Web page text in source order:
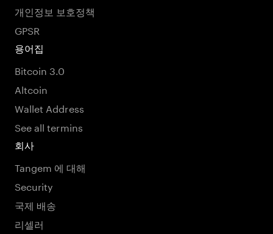
개인정보 보호정책
GPSR
용어집
Bitcoin 3.0
Altcoin
Wallet Address
See all termins
회사
Tangem 에 대해
Security
국제 배송
리셀러